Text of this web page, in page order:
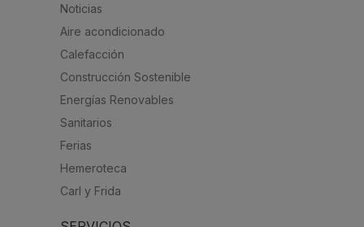
Noticias
Aire acondicionado
Calefacción
Construcción Sostenible
Energías Renovables
Sanitarios
Ferias
Hemeroteca
Carl y Frida